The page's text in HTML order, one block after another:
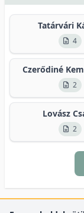
Tatárvári
4
Czerődiné
2
Lovász
2